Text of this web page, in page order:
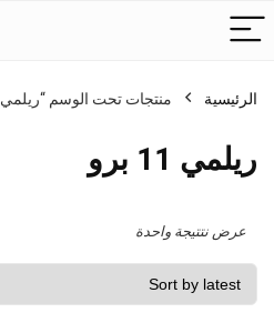
الرئيسية منتجات تحت الوسم “ريلمي 11 برو”
ريلمي 11 برو
عرض نتتيجة واحدة